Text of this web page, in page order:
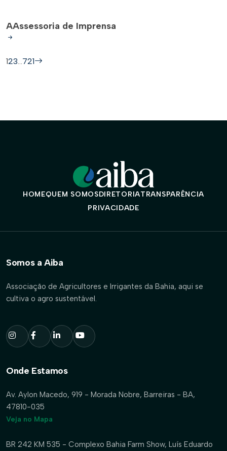
AAssessoria de Imprensa
123…721
HOMEQUEM SOMOSDIRETORIATRANSPARÊNCIA
PRIVACIDADE
Somos a Aiba
Associação de Agricultores e Irrigantes da Bahia, aqui se
cultiva o agro sustentável.
Onde Estamos
Av. Aylon Macedo, 919 - Morada Nobre, Barreiras - BA,
47810-035
Veja no Mapa
BR 242 KM 535 - Complexo Bahia Farm Show, Luís Eduardo